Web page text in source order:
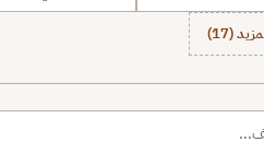
(17)